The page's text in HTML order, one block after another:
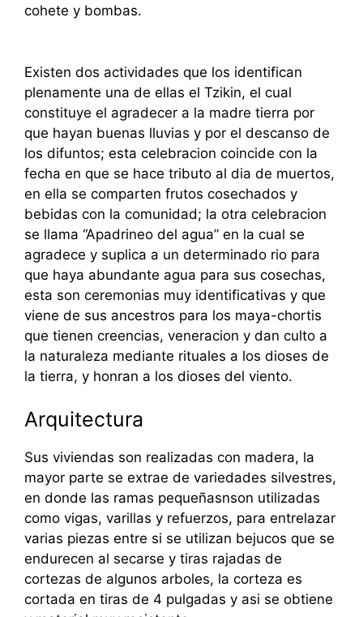
cohete y bombas.
Existen dos actividades que los identifican
plenamente una de ellas el Tzikin, el cual
constituye el agradecer a la madre tierra por
que hayan buenas lluvias y por el descanso de
los difuntos; esta celebracion coincide con la
fecha en que se hace tributo al dia de muertos,
en ella se comparten frutos cosechados y
bebidas con la comunidad; la otra celebracion
se llama “Apadrineo del agua” en la cual se
agradece y suplica a un determinado rio para
que haya abundante agua para sus cosechas,
esta son ceremonias muy identificativas y que
viene de sus ancestros para los maya-chortis
que tienen creencias, veneracion y dan culto a
la naturaleza mediante rituales a los dioses de
la tierra, y honran a los dioses del viento.
Arquitectura
Sus viviendas son realizadas con madera, la
mayor parte se extrae de variedades silvestres,
en donde las ramas pequeñasnson utilizadas
como vigas, varillas y refuerzos, para entrelazar
varias piezas entre si se utilizan bejucos que se
endurecen al secarse y tiras rajadas de
cortezas de algunos arboles, la corteza es
cortada en tiras de 4 pulgadas y asi se obtiene